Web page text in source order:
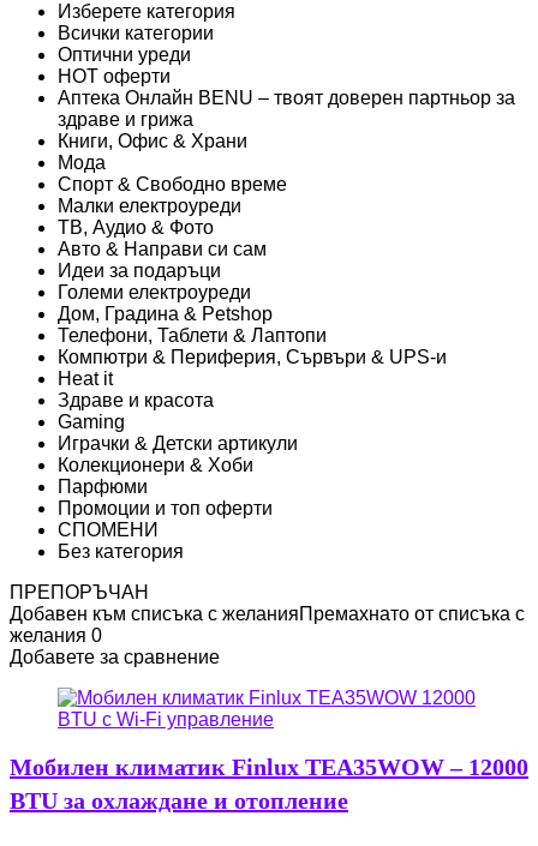
Изберете категория
Всички категории
Оптични уреди
HOT оферти
Аптека Онлайн BENU – твоят доверен партньор за
здраве и грижа
Книги, Офис & Храни
Мода
Спорт & Свободно време
Малки електроуреди
ТВ, Аудио & Фото
Авто & Направи си сам
Идеи за подаръци
Големи електроуреди
Дом, Градина & Petshop
Телефони, Таблети & Лаптопи
Компютри & Периферия, Сървъри & UPS-и
Heat it
Здраве и красота
Gaming
Играчки & Детски артикули
Колекционери & Хоби
Парфюми
Промоции и топ оферти
СПОМЕНИ
Без категория
ПРЕПОРЪЧАН
Добавен към списъка с желанияПремахнато от списъка с
желания 0
Добавете за сравнение
Мобилен климатик Finlux TEA35WOW – 12000
BTU за охлаждане и отопление